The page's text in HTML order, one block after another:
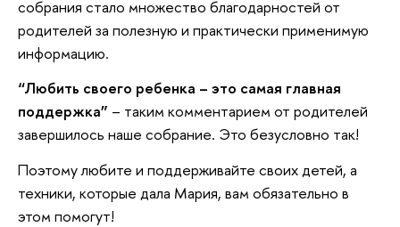
собрания стало множество благодарностей от
родителей за полезную и практически применимую
информацию.
“Любить своего ребенка – это самая главная
поддержка” – таким комментарием от родителей
завершилось наше собрание. Это безусловно так!
Поэтому любите и поддерживайте своих детей, а
техники, которые дала Мария, вам обязательно в
этом помогут!